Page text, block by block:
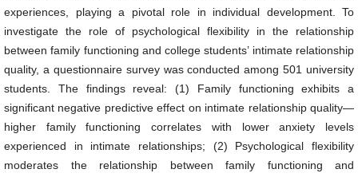
experiences, playing a pivotal role in individual development. To
investigate the role of psychological flexibility in the relationship
between family functioning and college students’ intimate relationship
quality, a questionnaire survey was conducted among 501 university
students. The findings reveal: (1) Family functioning exhibits a
significant negative predictive effect on intimate relationship quality—
higher family functioning correlates with lower anxiety levels
experienced in intimate relationships; (2) Psychological flexibility
moderates the relationship between family functioning and